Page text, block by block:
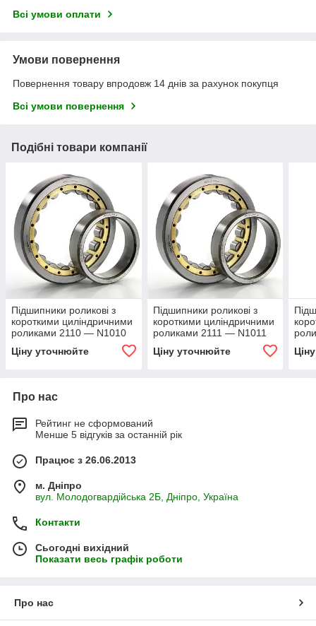
Всі умови оплати
Умови повернення
Повернення товару впродовж 14 днів за рахунок покупця
Всі умови повернення
Подібні товари компанії
Підшипники роликові з
короткими циліндричними
роликами 2110 — N1010
Ціну уточнюйте
Підшипники роликові з
короткими циліндричними
роликами 2111 — N1011
Ціну уточнюйте
Про нас
Рейтинг не сформований
Менше 5 відгуків за останній рік
Працює з 26.06.2013
м. Дніпро
вул. Молодогвардійська 2Б, Дніпро, Україна
Контакти
Сьогодні вихідний
Показати весь графік роботи
Про нас